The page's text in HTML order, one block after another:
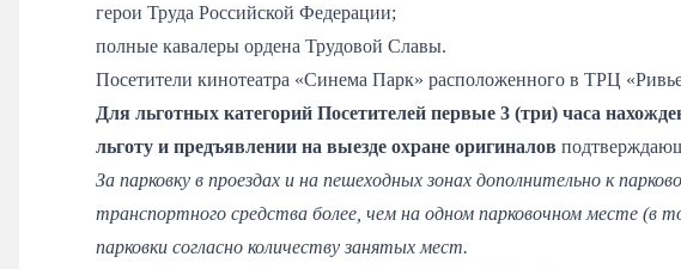
герои Труда Российской Федерации;
полные кавалеры ордена Трудовой Славы.
Посетители кинотеатра «Синема Парк» расположенного в ТРЦ
Для льготных категорий Посетителей первые 3 (три) часа
льготу и предъявлении на выезде охране оригиналов
За парковку в проездах и на пешеходных зонах дополнительно к
транспортного средства более, чем на одном парковочном месте (в
парковки согласно количеству занятых мест.